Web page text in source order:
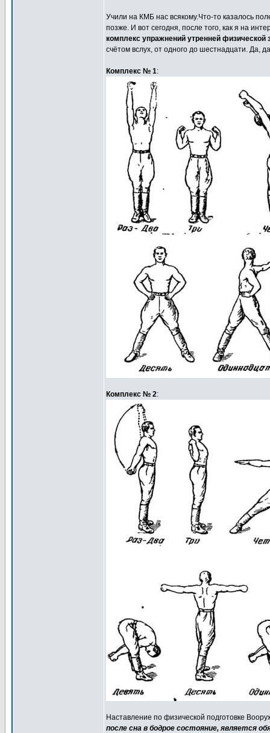
Учили на КМБ нас всякому.Что-то казалось
позже. И вот сегодня, после того, как я на
комплекс упражнений утренней физической
счётом вслух, от одного до шестнадцати. Да,
Комплекс № 1:
Комплекс № 2:
Наставление по физической подготовке
после сна в бодрое состояние, является